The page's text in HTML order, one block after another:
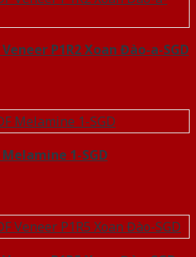
P1R2 Xoan Đào-a-SGD
Melamine 1-SGD